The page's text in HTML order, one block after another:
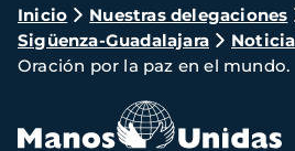
Ruta
de
navegación
Inicio
Nuestras delegaciones
Sigüenza-Guadalajara
Oración por la paz en el mundo.